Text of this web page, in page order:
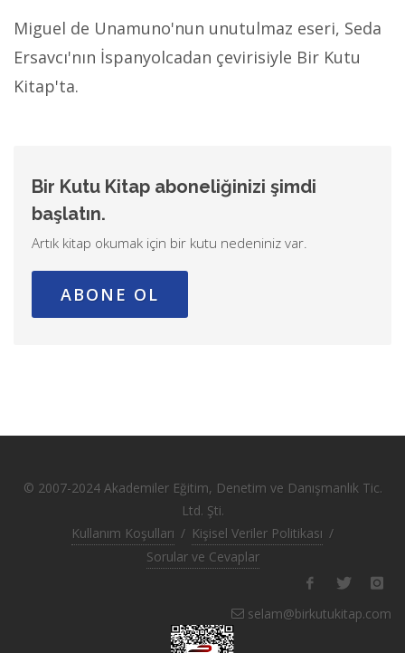
Miguel de Unamuno'nun unutulmaz eseri, Seda
Ersavcı'nın İspanyolcadan çevirisiyle Bir Kutu
Kitap'ta.
Bir Kutu Kitap aboneliğinizi şimdi
başlatın.
Artık kitap okumak için bir kutu nedeniniz var.
ABONE OL
© 2007-2024 Akademiler Eğitim, Denetim ve Danışmanlık Tic.
Ltd. Şti.
Kullanım Koşulları / Kişisel Veriler Politikası /
Sorular ve Cevaplar
selam@birkutukitap.com